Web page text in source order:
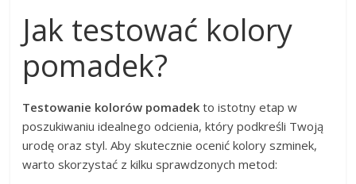
Jak testować kolory
pomadek?
Testowanie kolorów pomadek to istotny etap w
poszukiwaniu idealnego odcienia, który podkreśli Twoją
urodę oraz styl. Aby skutecznie ocenić kolory szminek,
warto skorzystać z kilku sprawdzonych metod: